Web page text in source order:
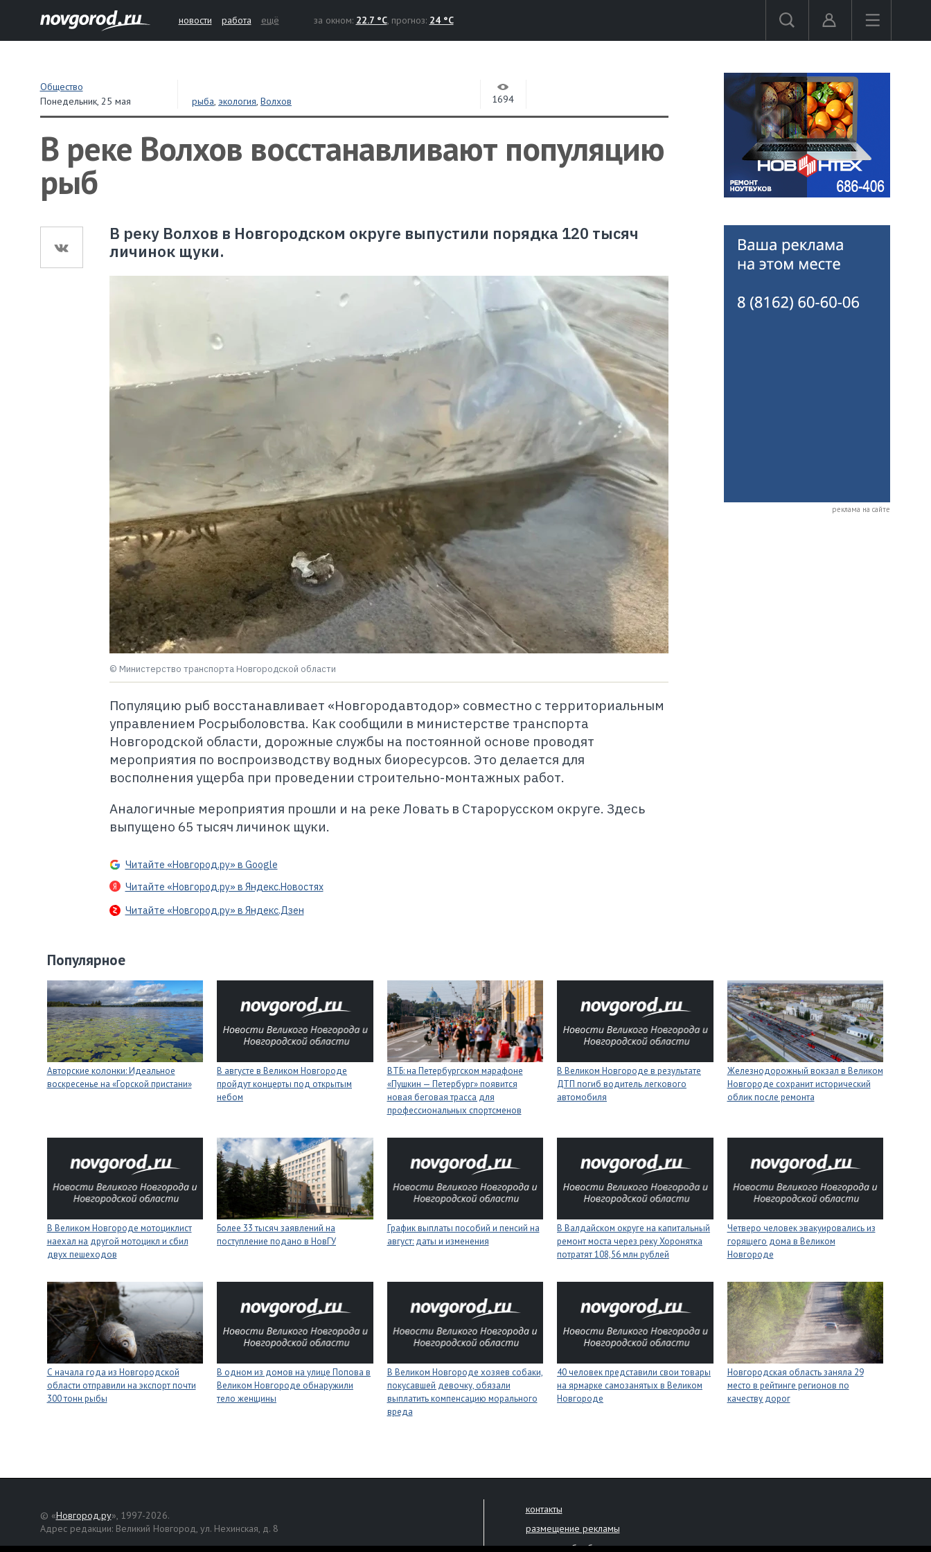
новости работа ещё за окном: 22.7 °C, прогноз: 24 °C
Общество
Понедельник, 25 мая рыба, экология,Волхов 1694
В реке Волхов восстанавливают популяцию
рыб
В реку Волхов в Новгородском округе выпустили порядка 120 тысяч
личинок щуки.
© Министерство транспорта Новгородской области
Популяцию рыб восстанавливает «Новгородавтодор» совместно с территориальным
управлением Росрыболовства. Как сообщили в министерстве транспорта
Новгородской области, дорожные службы на постоянной основе проводят
мероприятия по воспроизводству водных биоресурсов. Это делается для
восполнения ущерба при проведении строительно-монтажных работ.
Аналогичные мероприятия прошли и на реке Ловать в Старорусском округе. Здесь
выпущено 65 тысяч личинок щуки.
Читайте «Новгород.ру» в Google
Читайте «Новгород.ру» в Яндекс.Новостях
Читайте «Новгород.ру» в Яндекс.Дзен
реклама на сайте
Популярное
Авторские колонки: Идеальное
воскресенье на «Горской пристани»
В августе в Великом Новгороде
пройдут концерты под открытым
небом
ВТБ: на Петербургском марафоне
«Пушкин — Петербург» появится
новая беговая трасса для
профессиональных спортсменов
В Великом Новгороде в результате
ДТП погиб водитель легкового
автомобиля
Железнодорожный вокзал в Великом
Новгороде сохранит исторический
облик после ремонта
В Великом Новгороде мотоциклист
наехал на другой мотоцикл и сбил
двух пешеходов
Более 33 тысяч заявлений на
поступление подано в НовГУ
График выплаты пособий и пенсий на
август: даты и изменения
В Валдайском округе на капитальный
ремонт моста через реку Хоронятка
потратят 108,56 млн рублей
Четверо человек эвакуировались из
горящего дома в Великом
Новгороде
С начала года из Новгородской
области отправили на экспорт почти
300 тонн рыбы
В одном из домов на улице Попова в
Великом Новгороде обнаружили
тело женщины
В Великом Новгороде хозяев собаки,
покусавшей девочку, обязали
выплатить компенсацию морального
вреда
40 человек представили свои товары
на ярмарке самозанятых в Великом
Новгороде
Новгородская область заняла 29
место в рейтинге регионов по
качеству дорог
© «Новгород.ру», 1997-2026.
Адрес редакции: Великий Новгород, ул. Нехинская, д. 8
контакты
размещение рекламы
политика обработки персональных данных